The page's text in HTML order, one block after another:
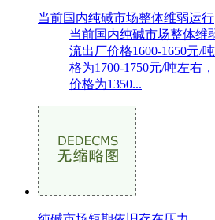
当前国内纯碱市场整体维弱运行
当前国内纯碱市场整体维
流出厂价格1600-1650元/
格为1700-1750元/吨左右
价格为1350...